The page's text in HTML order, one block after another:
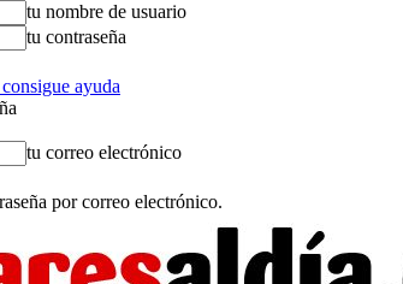
tu nombre de usuario
tu contraseña
ayuda
tu correo electrónico
por correo electrónico.